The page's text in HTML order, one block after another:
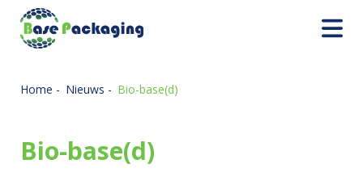
Home - Nieuws - Bio-base(d)
Bio-base(d)